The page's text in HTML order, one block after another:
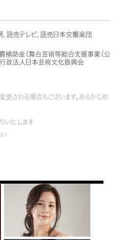
読売テレビ、読売日本交響楽団
補助金（舞台芸術等総合支援事業（公
政法人日本芸術文化振興会
される場合もございます。あらかじめ
いたします